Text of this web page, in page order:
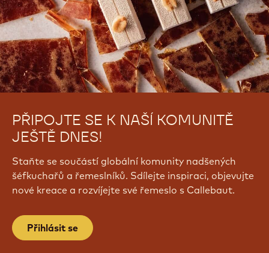
PŘIPOJTE SE K NAŠÍ KOMUNITĚ
JEŠTĚ DNES!
Staňte se součástí globální komunity nadšených
šéfkuchařů a řemeslníků. Sdílejte inspiraci, objevujte
nové kreace a rozvíjejte své řemeslo s Callebaut.
Přihlásit se